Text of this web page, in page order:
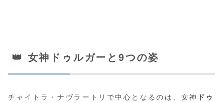
👑 女神ドゥルガーと9つの姿
チャイトラ・ナヴラートリで中心となるのは、女神 ドゥ